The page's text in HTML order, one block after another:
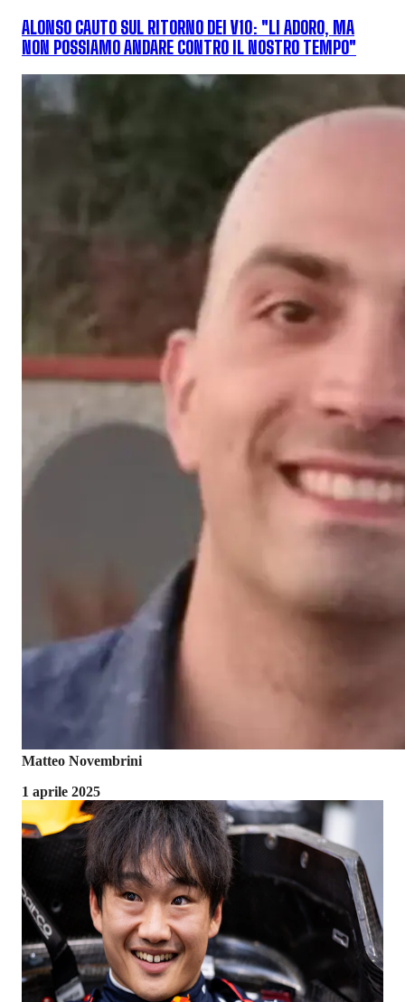
ALONSO CAUTO SUL RITORNO DEI V10: "LI ADORO, MA
NON POSSIAMO ANDARE CONTRO IL NOSTRO TEMPO"
Matteo Novembrini
1 aprile 2025